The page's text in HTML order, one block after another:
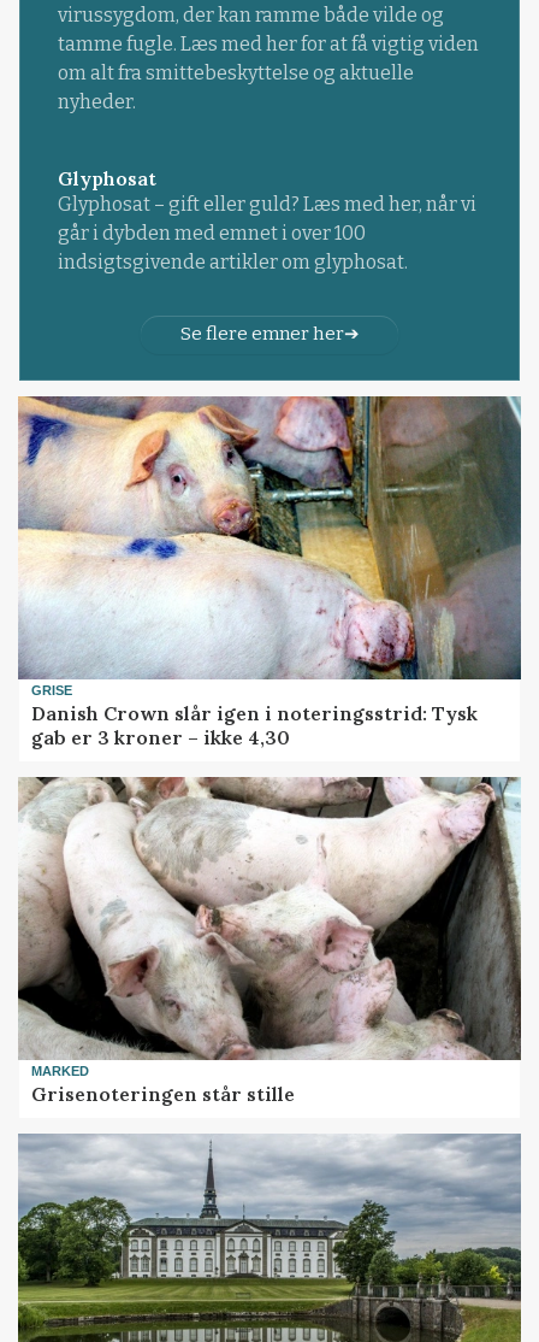
virussygdom, der kan ramme både vilde og
tamme fugle. Læs med her for at få vigtig viden
om alt fra smittebeskyttelse og aktuelle
nyheder.
Glyphosat
Glyphosat – gift eller guld? Læs med her, når vi
går i dybden med emnet i over 100
indsigtsgivende artikler om glyphosat.
Se flere emner her
GRISE
Danish Crown slår igen i noteringsstrid: Tysk
gab er 3 kroner – ikke 4,30
MARKED
Grisenoteringen står stille